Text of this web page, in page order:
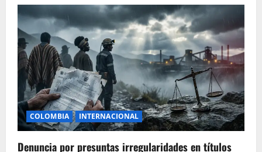
COLOMBIA INTERNACIONAL
Denuncia por presuntas irregularidades en títulos